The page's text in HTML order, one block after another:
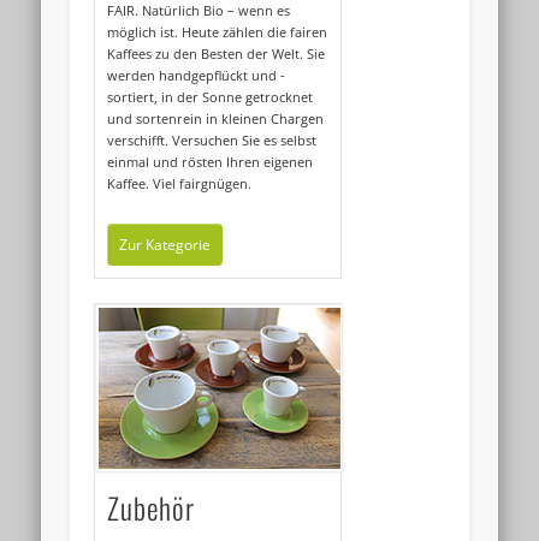
FAIR. Natürlich Bio – wenn es
möglich ist. Heute zählen die fairen
Kaffees zu den Besten der Welt. Sie
werden handgepflückt und -
sortiert, in der Sonne getrocknet
und sortenrein in kleinen Chargen
verschifft. Versuchen Sie es selbst
einmal und rösten Ihren eigenen
Kaffee. Viel fairgnügen.
Zur Kategorie
Zubehör